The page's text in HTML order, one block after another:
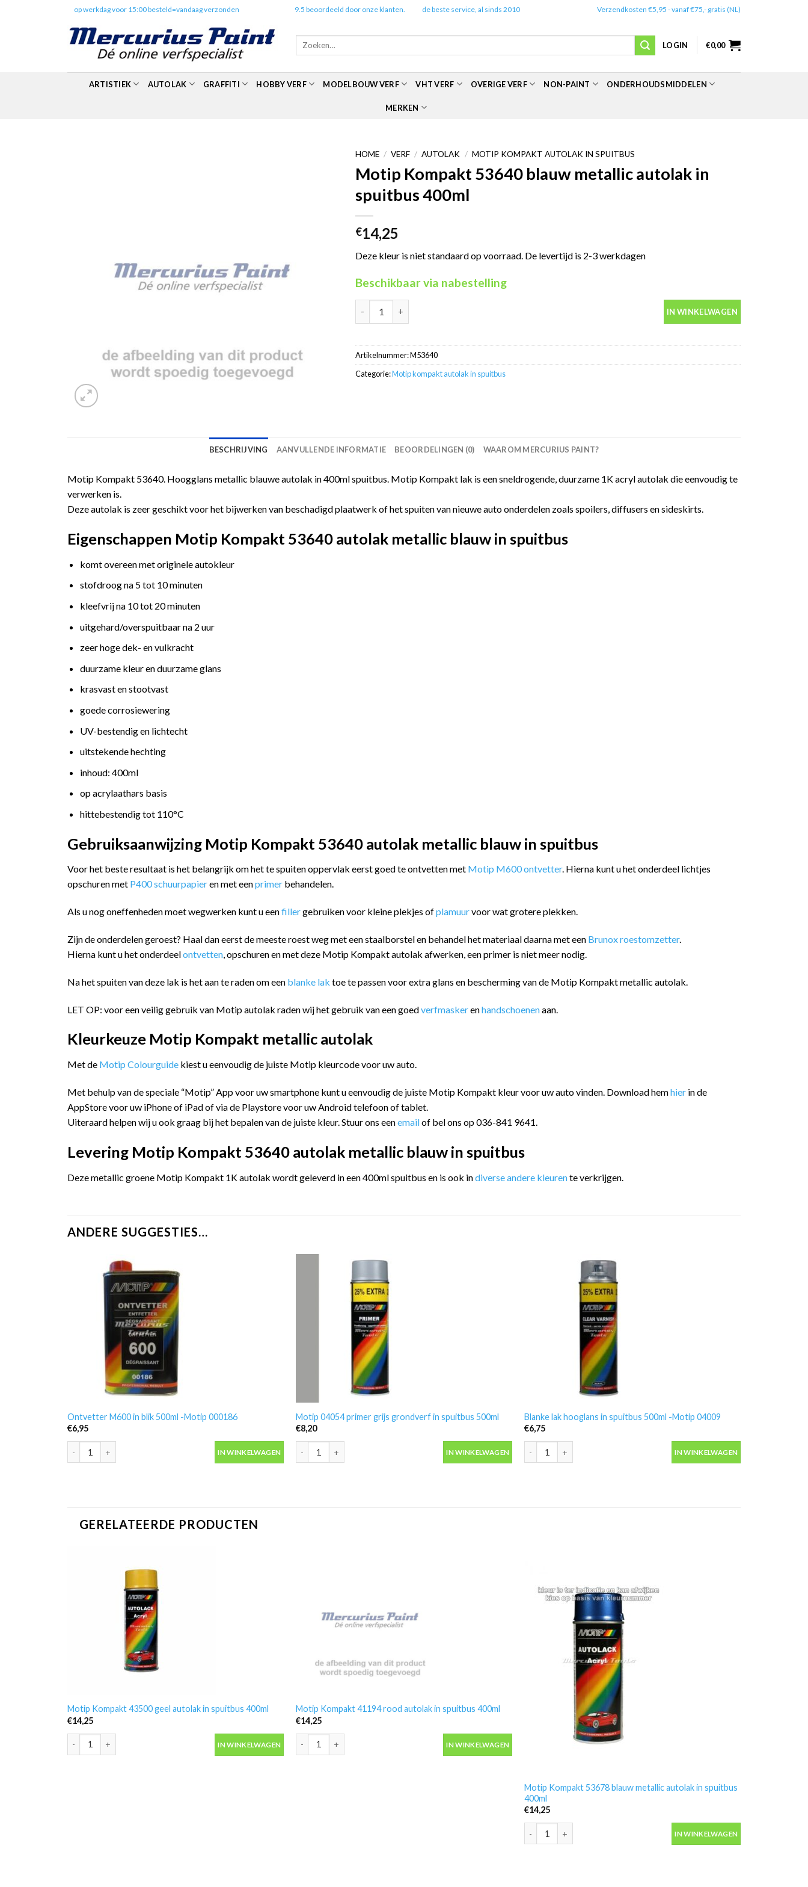
op werkdag voor 15:00 besteld=vandaag verzonden 9.5 beoordeeld door onze klanten. de beste service, al sinds 2010 Verzendkosten €5,95 - vanaf €75,- gratis (NL)
Zoeken
LOGIN €0,00
ARTISTIEK AUTOLAK GRAFFITI HOBBY VERF MODELBOUW VERF VHT VERF OVERIGE VERF NON-PAINT ONDERHOUDSMIDDELEN
MERKEN
HOME / VERF / AUTOLAK / MOTIP KOMPAKT AUTOLAK IN SPUITBUS
Motip Kompakt 53640 blauw metallic autolak in
spuitbus 400ml
€14,25
Deze kleur is niet standaard op voorraad. De levertijd is 2-3 werkdagen
Beschikbaar via nabestelling
IN WINKELWAGEN
Artikelnummer:M53640
Categorie:Motip kompakt autolak in spuitbus
BESCHRIJVING AANVULLENDE INFORMATIE BEOORDELINGEN (0) WAAROM MERCURIUS PAINT?
Motip Kompakt 53640. Hoogglans metallic blauwe autolak in 400ml spuitbus. Motip Kompakt lak is een sneldrogende, duurzame 1K acryl autolak die eenvoudig te
verwerken is.
Deze autolak is zeer geschikt voor het bijwerken van beschadigd plaatwerk of het spuiten van nieuwe auto onderdelen zoals spoilers, diffusers en sideskirts.
Eigenschappen Motip Kompakt 53640 autolak metallic blauw in spuitbus
komt overeen met originele autokleur
stofdroog na 5 tot 10 minuten
kleefvrij na 10 tot 20 minuten
uitgehard/overspuitbaar na 2 uur
zeer hoge dek- en vulkracht
duurzame kleur en duurzame glans
krasvast en stootvast
goede corrosiewering
UV-bestendig en lichtecht
uitstekende hechting
inhoud: 400ml
op acrylaathars basis
hittebestendig tot 110°C
Gebruiksaanwijzing Motip Kompakt 53640 autolak metallic blauw in spuitbus
Voor het beste resultaat is het belangrijk om het te spuiten oppervlak eerst goed te ontvetten met Motip M600 ontvetter. Hierna kunt u het onderdeel lichtjes
opschuren met P400 schuurpapieren met eenprimer behandelen.
Als u nog oneffenheden moet wegwerken kunt u eenfillergebruiken voor kleine plekjes ofplamuurvoor wat grotere plekken.
Zijn de onderdelen geroest? Haal dan eerst de meeste roest weg met een staalborstel en behandel het materiaal daarna met een Brunox roestomzetter.
Hierna kunt u het onderdeelontvetten, opschuren en met deze Motip Kompakt autolak afwerken, een primer is niet meer nodig.
Na het spuiten van deze lak is het aan te raden om een blanke lak toe te passen voor extra glans en bescherming van de Motip Kompakt metallic autolak.
LET OP: voor een veilig gebruik van Motip autolak raden wij het gebruik van een goedverfmaskerenhandschoenenaan.
Kleurkeuze Motip Kompakt metallic autolak
Met de Motip Colourguide kiest u eenvoudig de juiste Motip kleurcode voor uw auto.
Met behulp van de speciale “Motip” App voor uw smartphone kunt u eenvoudig de juiste Motip Kompakt kleur voor uw auto vinden. Download hemhier in de
AppStore voor uw iPhone of iPad of via de Playstore voor uw Android telefoon of tablet.
Uiteraard helpen wij u ook graag bij het bepalen van de juiste kleur. Stuur ons eenemailof bel ons op 036-841 9641.
Levering Motip Kompakt 53640 autolak metallic blauw in spuitbus
Deze metallic groene Motip Kompakt 1K autolak wordt geleverd in een 400ml spuitbus en is ook indiverse andere kleurente verkrijgen.
ANDERE SUGGESTIES…
Ontvetter M600 in blik 500ml -Motip 000186
€6,95
Ontvetter M600 in blik 500ml -Motip 000186 aantal
IN WINKELWAGEN
Motip 04054 primer grijs grondverf in spuitbus 500ml
€8,20
Motip 04054 primer grijs grondverf in spuitbus 500ml aantal
IN WINKELWAGEN
Blanke lak hooglans in spuitbus 500ml -Motip 04009
€6,75
Blanke lak hooglans in spuitbus 500ml -Motip 04009 aantal
IN WINKELWAGEN
GERELATEERDE PRODUCTEN
Motip Kompakt 43500 geel autolak in spuitbus 400ml
€14,25
Motip Kompakt 43500 geel autolak in spuitbus 400ml aantal
IN WINKELWAGEN
Motip Kompakt 41194 rood autolak in spuitbus 400ml
€14,25
Motip Kompakt 41194 rood autolak in spuitbus 400ml aantal
IN WINKELWAGEN
Motip Kompakt 53678 blauw metallic autolak in spuitbus
400ml
€14,25
Motip Kompakt 53678 blauw metallic autolak in spuitbus 400ml aantal
IN WINKELWAGEN